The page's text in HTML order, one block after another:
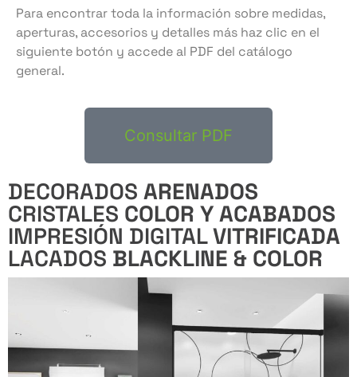
Para encontrar toda la información sobre medidas,
aperturas, accesorios y detalles más haz clic en el
siguiente botón y accede al PDF del catálogo
general.
Consultar PDF
DECORADOS ARENADOS
CRISTALES COLOR Y ACABADOS
IMPRESIÓN DIGITALVITRIFICADA
LACADOS BLACKLINE & COLOR